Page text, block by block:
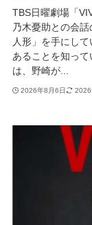
TBS日曜劇場「
乃木憂助との会
人形」を手にし
あることを知っ
は、野崎が...
2026年8月6日 2026